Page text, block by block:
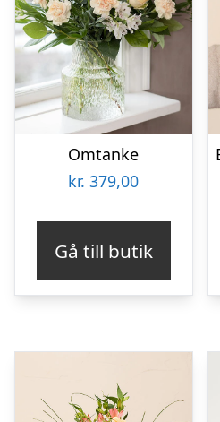
Omtanke
kr. 379,00
Gå till butik